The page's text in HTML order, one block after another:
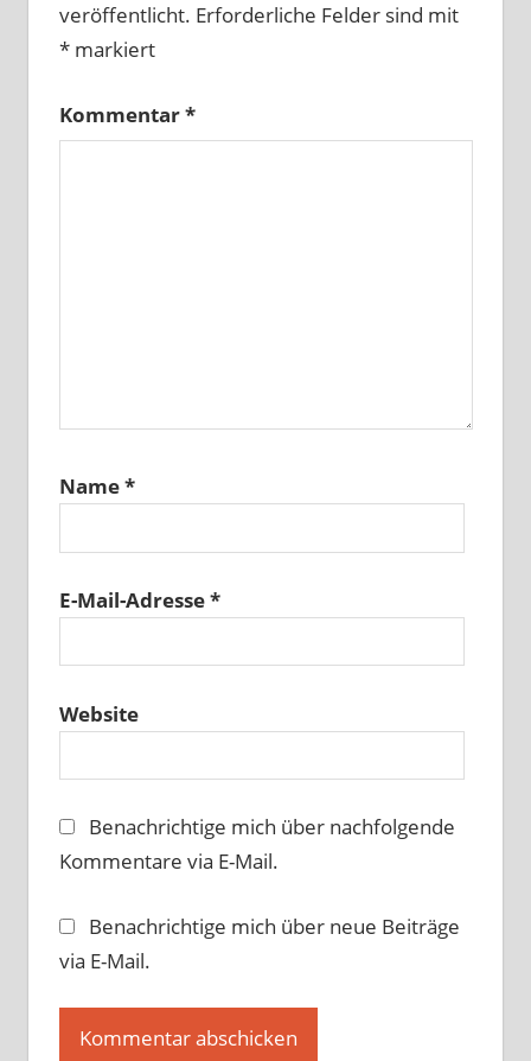
veröffentlicht. Erforderliche Felder sind mit
*markiert
Kommentar*
Name*
E-Mail-Adresse*
Website
Benachrichtige mich über nachfolgende
Kommentare via E-Mail.
Benachrichtige mich über neue Beiträge
via E-Mail.